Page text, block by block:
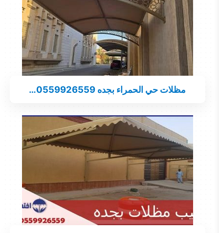
مظلات حي الحمراء بجده 0559926559…